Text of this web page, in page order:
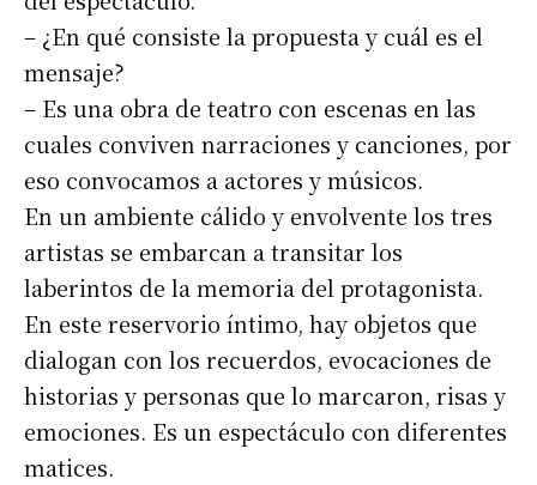
– ¿En qué consiste la propuesta y cuál es el
mensaje?
– Es una obra de teatro con escenas en las
cuales conviven narraciones y canciones, por
eso convocamos a actores y músicos.
En un ambiente cálido y envolvente los tres
artistas se embarcan a transitar los
laberintos de la memoria del protagonista.
En este reservorio íntimo, hay objetos que
dialogan con los recuerdos, evocaciones de
historias y personas que lo marcaron, risas y
emociones. Es un espectáculo con diferentes
matices.